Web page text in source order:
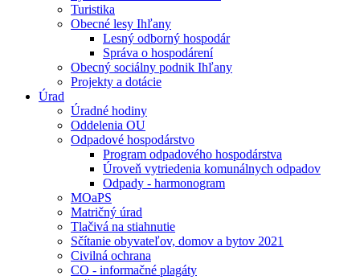
Turistika
Obecné lesy Ihľany
Lesný odborný hospodár
Správa o hospodárení
Obecný sociálny podnik Ihľany
Projekty a dotácie
Úrad
Úradné hodiny
Oddelenia OU
Odpadové hospodárstvo
Program odpadového hospodárstva
Úroveň vytriedenia komunálnych odpadov
Odpady - harmonogram
MOaPS
Matričný úrad
Tlačivá na stiahnutie
Sčítanie obyvateľov, domov a bytov 2021
Civilná ochrana
CO - informačné plagáty